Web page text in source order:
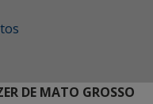
DE MATO GROSSO